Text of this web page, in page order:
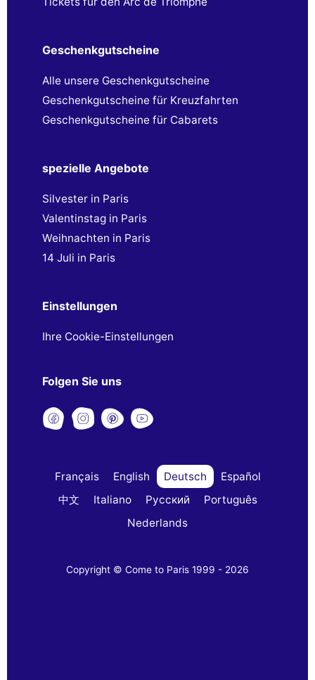
Geschenkgutscheine
Alle unsere Geschenkgutscheine
Geschenkgutscheine für Kreuzfahrten
Geschenkgutscheine für Cabarets
spezielle Angebote
Silvester in Paris
Valentinstag in Paris
Weihnachten in Paris
14 Juli in Paris
Einstellungen
Ihre Cookie-Einstellungen
Folgen Sie uns
Français English Deutsch
Español
中文
Italiano Русский
Português
Nederlands
Copyright © Come to Paris 1999 - 2026